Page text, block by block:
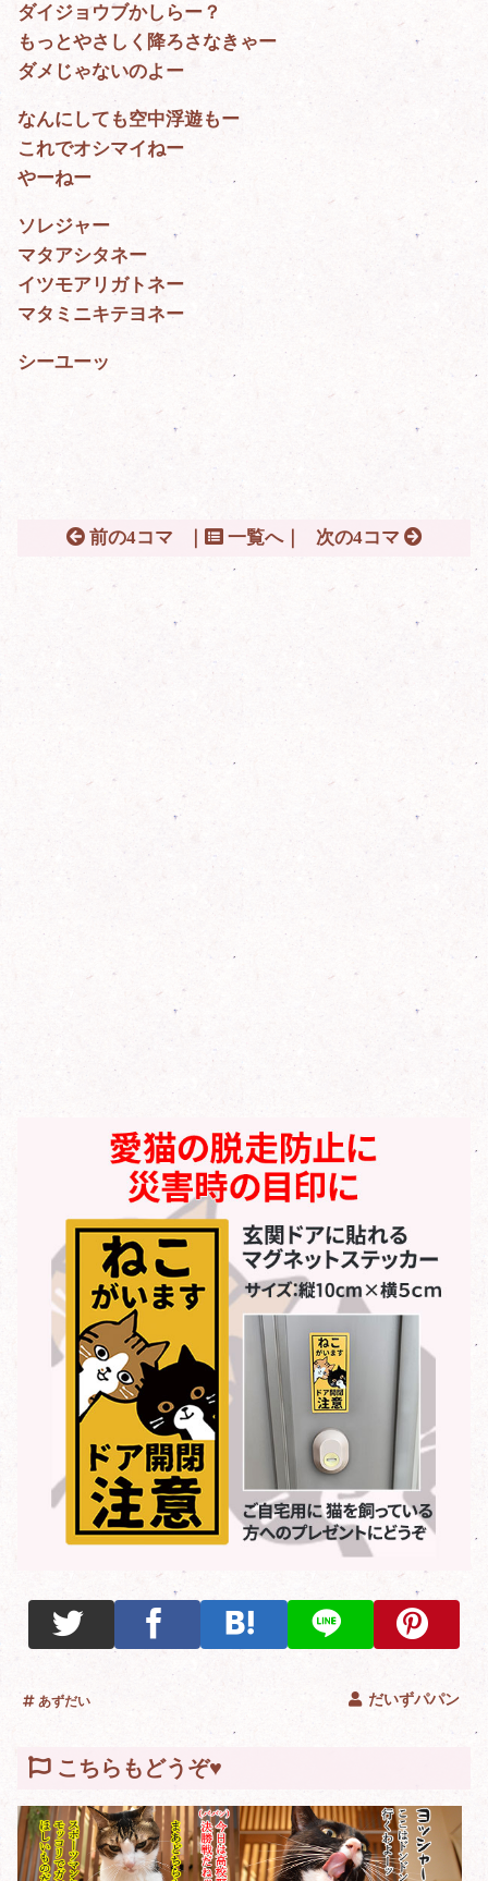
ダイジョウブかしらー？
もっとやさしく降ろさなきゃー
ダメじゃないのよー
なんにしても空中浮遊もー
これでオシマイねー
やーねー
ソレジャー
マタアシタネー
イツモアリガトネー
マタミニキテヨネー
シーユーッ
前の4コマ 一覧へ｜ 次の4コマ
だいずパパン
あずだい
こちらもどうぞ♥